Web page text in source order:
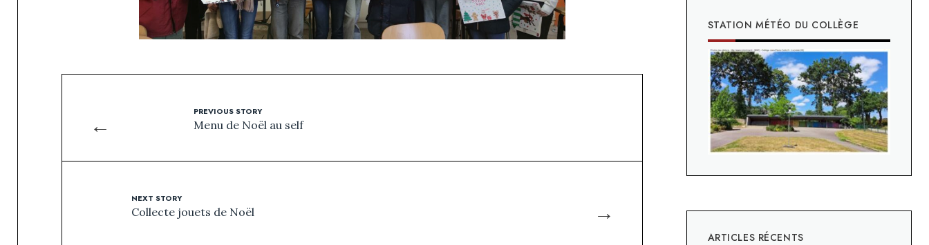
←
PREVIOUS STORY
Menu de Noël au self
→
NEXT STORY
Collecte jouets de Noël
STATION MÉTÉO DU COLLÈGE
ARTICLES RÉCENTS